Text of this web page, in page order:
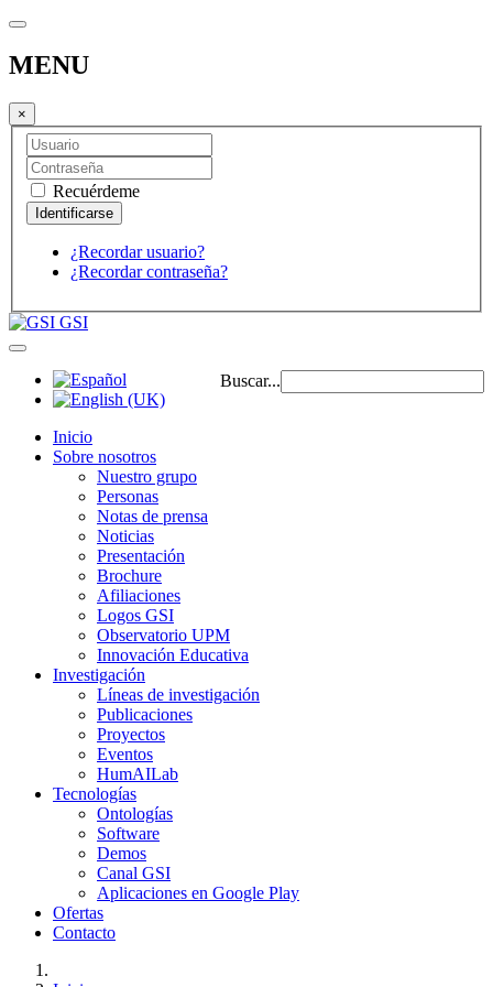
MENU
×
Recuérdeme
¿Recordar usuario?
¿Recordar contraseña?
GSI
Buscar...
Inicio
Sobre nosotros
Nuestro grupo
Personas
Notas de prensa
Noticias
Presentación
Brochure
Afiliaciones
Logos GSI
Observatorio UPM
Innovación Educativa
Investigación
Líneas de investigación
Publicaciones
Proyectos
Eventos
HumAILab
Tecnologías
Ontologías
Software
Demos
Canal GSI
Aplicaciones en Google Play
Ofertas
Contacto